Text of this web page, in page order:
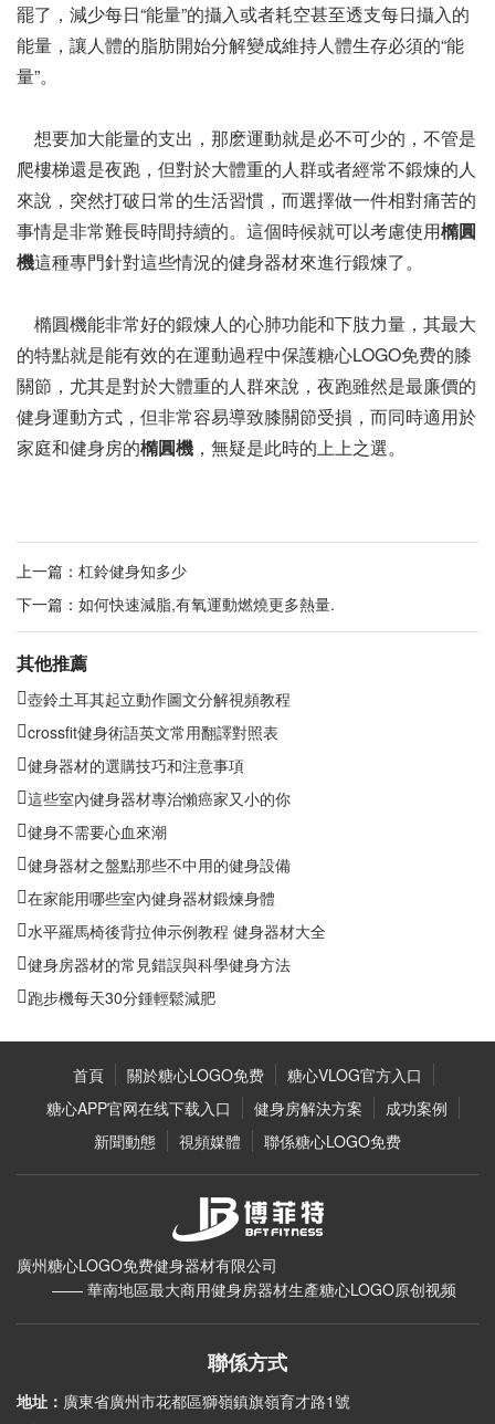
罷了，減少每日“能量”的攝入或者耗空甚至透支每日攝入的
能量，讓人體的脂肪開始分解變成維持人體生存必須的“能
量”。
想要加大能量的支出，那麽運動就是必不可少的，不管是
爬樓梯還是夜跑，但對於大體重的人群或者經常不鍛煉的人
來說，突然打破日常的生活習慣，而選擇做一件相對痛苦的
事情是非常難長時間持續的。這個時候就可以考慮使用橢圓
機這種專門針對這些情況的健身器材來進行鍛煉了。
橢圓機能非常好的鍛煉人的心肺功能和下肢力量，其最大
的特點就是能有效的在運動過程中保護糖心LOGO免费的膝
關節，尤其是對於大體重的人群來說，夜跑雖然是最廉價的
健身運動方式，但非常容易導致膝關節受損，而同時適用於
家庭和健身房的橢圓機 ，無疑是此時的上上之選。
上一篇： 杠鈴健身知多少
下一篇： 如何快速減脂,有氧運動燃燒更多熱量.
其他推薦
壺鈴土耳其起立動作圖文分解視頻教程
crossfit健身術語英文常用翻譯對照表
健身器材的選購技巧和注意事項
這些室內健身器材專治懶癌家又小的你
健身不需要心血來潮
健身器材之盤點那些不中用的健身設備
在家能用哪些室內健身器材鍛煉身體
水平羅馬椅後背拉伸示例教程 健身器材大全
健身房器材的常見錯誤與科學健身方法
跑步機每天30分鍾輕鬆減肥
首頁 關於糖心LOGO免费
糖心VLOG官方入口
糖心APP官网在线下载入口
健身房解決方案
成功案例
新聞動態
視頻媒體 聯係糖心LOGO免费
廣州糖心LOGO免费健身器材有限公司
—— 華南地區最大商用健身房器材生產糖心LOGO原创视频
聯係方式
地址： 廣東省廣州市花都區獅嶺鎮旗嶺育才路1號